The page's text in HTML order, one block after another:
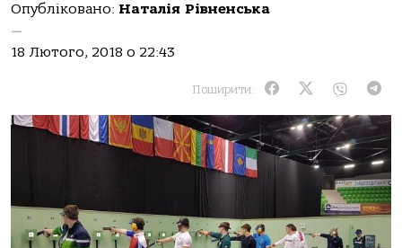
Опубліковано: Наталія Рівненська
—
18 Лютого, 2018 о 22:43
Поширити: